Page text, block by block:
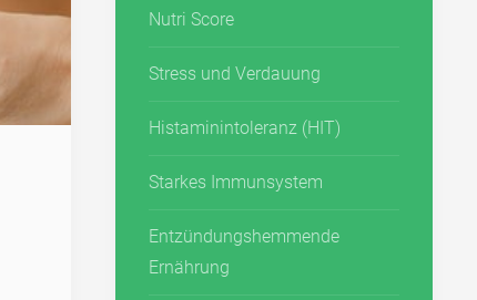
Nutri Score
Stress und Verdauung
Histaminintoleranz (HIT)
Starkes Immunsystem
Entzündungshemmende
Ernährung